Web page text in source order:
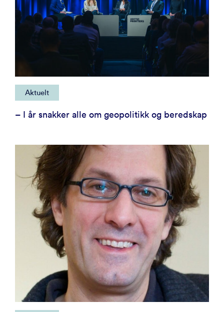
Aktuelt
– I år snakker alle om geopolitikk og beredskap